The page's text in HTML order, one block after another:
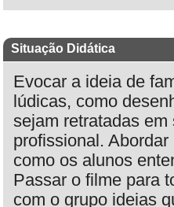
Situação Didática
Evocar a ideia de
lúdicas, como
sejam retratadas
profissional.
como os alunos
Passar o filme para
com o grupo ideias